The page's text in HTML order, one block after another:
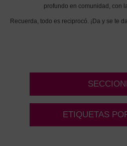
profundo en comunidad, con
Recuerda, todo es reciprocó. ¡Da y se te
ETIQUETAS